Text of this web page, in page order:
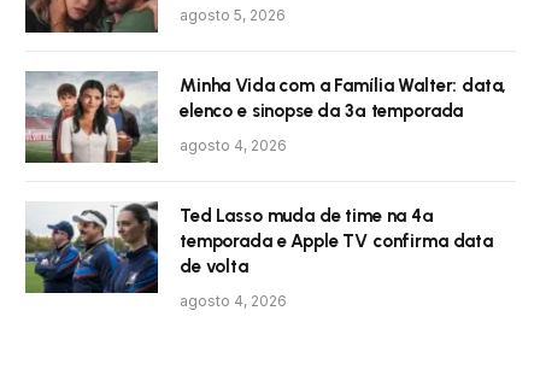
agosto 5, 2026
Minha Vida com a Família Walter: data,
elenco e sinopse da 3ª temporada
agosto 4, 2026
Ted Lasso muda de time na 4ª
temporada e Apple TV confirma data
de volta
agosto 4, 2026